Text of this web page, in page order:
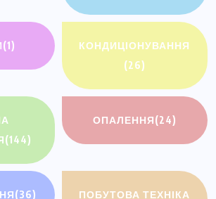
(1)
КОНДИЦІОНУВАННЯ
(26)
(144)
ОПАЛЕННЯ(24)
(36)
ПОБУТОВА ТЕХНІКА